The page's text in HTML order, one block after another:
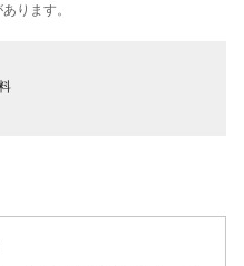
ります。